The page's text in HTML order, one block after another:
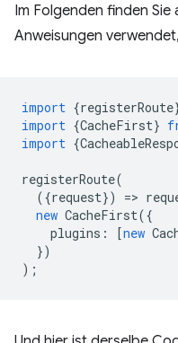
Im Folgenden finden Sie
Anweisungen
import {registerRoute
import {CacheFirst}
import {
registerRoute(
({request}) =>
new CacheFirst({
plugins : [new
})
);